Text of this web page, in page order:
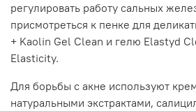
регулировать работу сальных
присмотреться к пенке для
+ Kaolin Gel Clean и гелю Elastyd
Elasticity.
Для борьбы с акне используют
натуральными экстрактами,